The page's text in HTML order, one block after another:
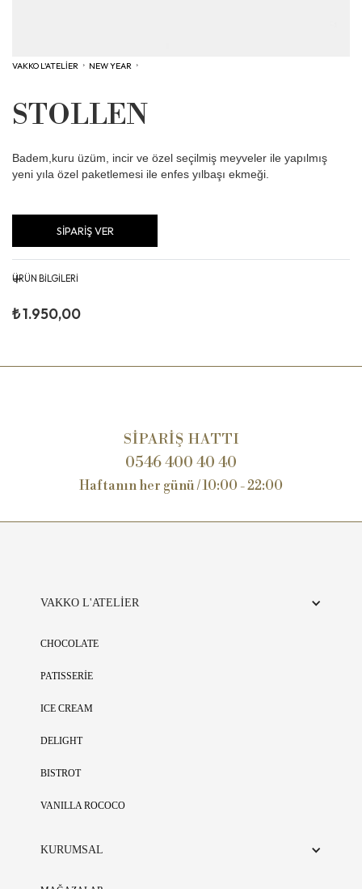
VAKKO L'ATELİER › NEW YEAR ›
STOLLEN
Badem,kuru üzüm, incir ve özel seçilmiş meyveler ile yapılmış
yeni yıla özel paketlemesi ile enfes yılbaşı ekmeği.
SİPARİŞ VER
+
ÜRÜN BİLGİLERİ
Alerjen Uyarısı: Gluten,süt,yumurta ve badem içerir. Eser miktarda
antep fıstığı, kaju,ceviz, yer fıstığı, soya ürünü, fındık içerebilir. Alkol
₺ 1.950,00
SİPARİŞ HATTI
0546 400 40 40
Haftanın her günü / 10:00 - 22:00
VAKKO L'ATELİER
CHOCOLATE
PATISSERİE
ICE CREAM
DELIGHT
BISTROT
VANILLA ROCOCO
KURUMSAL